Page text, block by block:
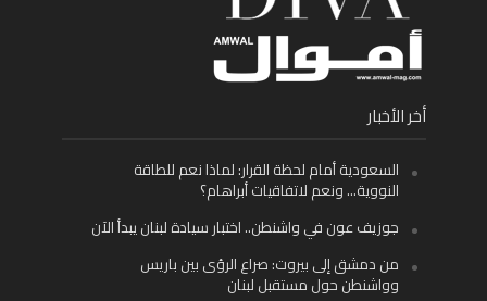
أخر الأخبار
السعودية أمام لحظة القرار: لماذا نعم للطاقة
النووية… ونعم لاتفاقيات أبراهام؟
جوزيف عون في واشنطن.. اختبار سيادة لبنان يبدأ الآن
من دمشق إلى بيروت: صراع الرؤى بين باريس
وواشنطن حول مستقبل لبنان